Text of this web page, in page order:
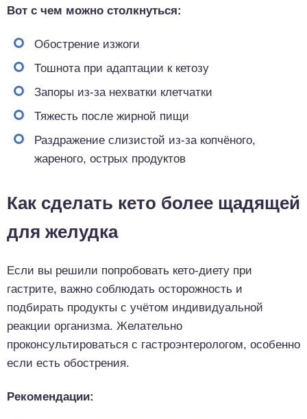
Вот с чем можно столкнуться:
Обострение изжоги
Тошнота при адаптации к кетозу
Запоры из-за нехватки клетчатки
Тяжесть после жирной пищи
Раздражение слизистой из-за копчёного,
жареного, острых продуктов
Как сделать кето более щадящей
для желудка
Если вы решили попробовать кето-диету при
гастрите, важно соблюдать осторожность и
подбирать продукты с учётом индивидуальной
реакции организма. Желательно
проконсультироваться с гастроэнтерологом, особенно
если есть обострения.
Рекомендации: